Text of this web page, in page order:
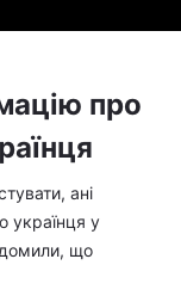
про
ані
українця у
що